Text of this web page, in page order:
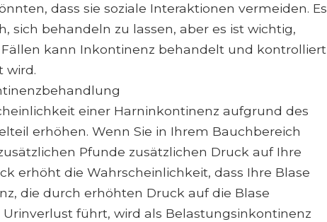
dass sie soziale Interaktionen vermeiden. Es
sich behandeln zu lassen, aber es ist wichtig,
kann Inkontinenz behandelt und kontrolliert
wird.
einer Harninkontinenz aufgrund des
erhöhen. Wenn Sie in Ihrem Bauchbereich
Pfunde zusätzlichen Druck auf Ihre
erhöht die Wahrscheinlichkeit, dass Ihre Blase
die durch erhöhten Druck auf die Blase
führt, wird als Belastungsinkontinenz